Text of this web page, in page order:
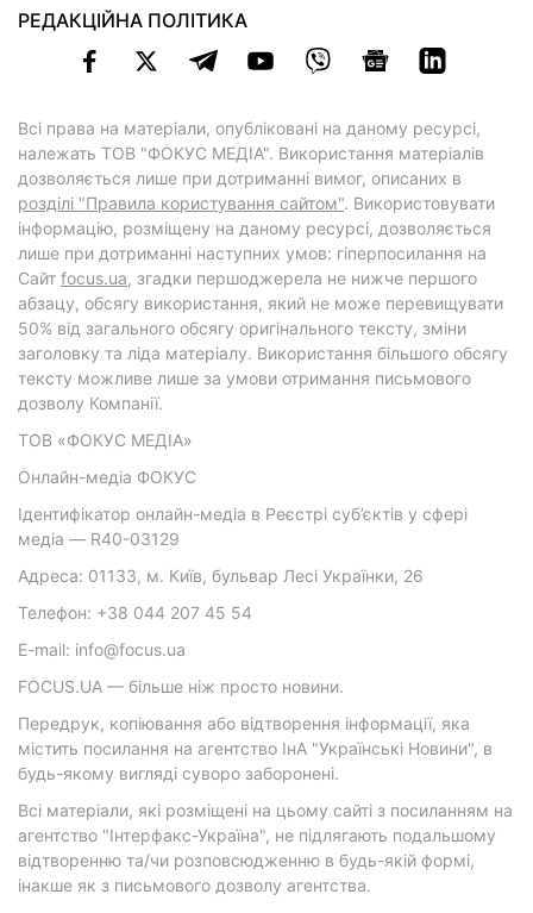
РЕДАКЦІЙНА ПОЛІТИКА
Всі права на матеріали, опубліковані на даному ресурсі,
належать ТОВ "ФОКУС МЕДІА". Використання матеріалів
дозволяється лише при дотриманні вимог, описаних в
розділі "Правила користування сайтом". Використовувати
інформацію, розміщену на даному ресурсі, дозволяється
лише при дотриманні наступних умов: гіперпосилання на
Cайт focus.ua, згадки першоджерела не нижче першого
абзацу, обсягу використання, який не може перевищувати
50% від загального обсягу оригінального тексту, зміни
заголовку та ліда матеріалу. Використання більшого обсягу
тексту можливе лише за умови отримання письмового
дозволу Компанії.
ТОВ «ФОКУС МЕДІА»
Онлайн-медіа ФОКУС
Ідентифікатор онлайн-медіа в Реєстрі суб’єктів у сфері
медіа — R40-03129
Адреса: 01133, м. Київ, бульвар Лесі Українки, 26
Телефон: +38 044 207 45 54
E-mail: info@focus.ua
FOCUS.UA — більше ніж просто новини.
Передрук, копіювання або відтворення інформації, яка
містить посилання на агентство ІнА "Українські Новини", в
будь-якому вигляді суворо заборонені.
Всі матеріали, які розміщені на цьому сайті з посиланням на
агентство "Інтерфакс-Україна", не підлягають подальшому
відтворенню та/чи розповсюдженню в будь-якій формі,
інакше як з письмового дозволу агентства.